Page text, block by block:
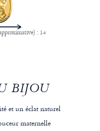
: 14
BIJOU
et un éclat naturel
maternelle